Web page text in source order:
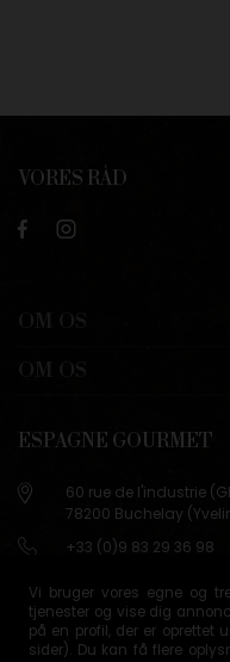
Vi bruger vores egne og
tjenester og vise dig
på en profil, der er oprettet
sider). Du kan få flere
VORES RÅD
ESPAGNE GOURMET
60 rue de l'industrie
78200 Buchelay
+33 (0)9 83 29 36 98
78200 Buchelay
Contactez-nous